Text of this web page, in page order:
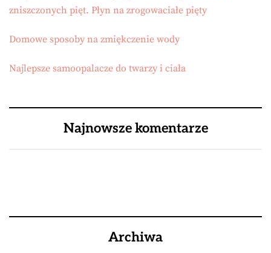
zniszczonych pięt. Płyn na zrogowaciałe pięty
Domowe sposoby na zmiękczenie wody
Najlepsze samoopalacze do twarzy i ciała
Najnowsze komentarze
Archiwa